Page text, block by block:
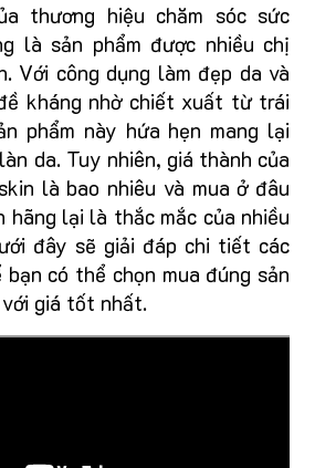
thương hiệu chăm sóc sức
là sản phẩm được nhiều chị
Với công dụng làm đẹp da và
kháng nhờ chiết xuất từ trái
phẩm này hứa hẹn mang lại
da. Tuy nhiên, giá thành của
là bao nhiêu và mua ở đâu
hãng lại là thắc mắc của nhiều
đây sẽ giải đáp chi tiết các
có thể chọn mua đúng sản
với giá tốt nhất.